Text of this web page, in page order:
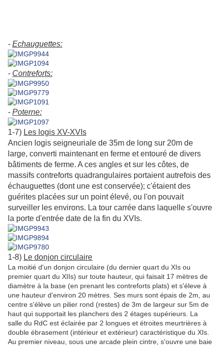
- Echauguettes:
- Contreforts:
- Poterne:
1-7) Les logis XV-XVIs
Ancien logis seigneuriale de 35m de long sur 20m de
large, converti maintenant en ferme et entouré de divers
bâtiments de ferme. A ces angles et sur les côtes, de
massifs contreforts quadrangulaires portaient autrefois des
échauguettes (dont une est conservée); c'étaient des
guérites placées sur un point élevé, ou l'on pouvait
surveiller les environs. La tour carrée dans laquelle s'ouvre
la porte d'entrée date de la fin du XVIs.
1-8) Le donjon circulaire
La moitié d'un donjon circulaire (du dernier quart du XIs ou
premier quart du XIIs) sur toute hauteur, qui faisait 17 mètres de
diamètre à la base (en prenant les contreforts plats) et s'éleve à
une hauteur d'environ 20 mètres. Ses murs sont épais de 2m, au
centre s'élève un pilier rond (restes) de 3m de largeur sur 5m de
haut qui supportait les planchers des 2 étages supérieurs. La
salle du RdC est éclairée par 2 longues et étroites meurtrières à
double ébrasement (intérieur et extérieur) caractéristique du XIs.
Au premier niveau, sous une arcade plein cintre, s'ouvre une baie